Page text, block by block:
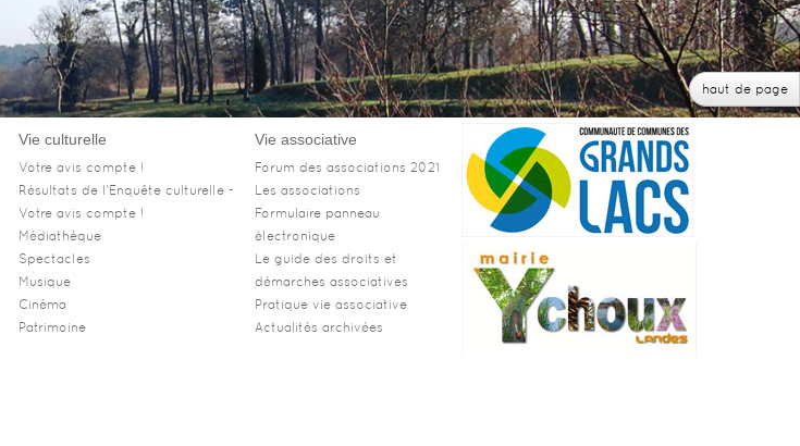
Vie culturelle
Votre avis compte !
Résultats de l'Enquête culturelle -
Votre avis compte !
Médiathèque
Spectacles
Musique
Cinéma
Patrimoine
Vie associative
Forum des associations 2021
Les associations
Formulaire panneau
électronique
Le guide des droits et
démarches associatives
Pratique vie associative
Actualités archivées